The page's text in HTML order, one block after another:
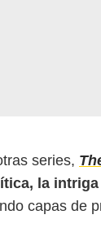
series,
la
capas de